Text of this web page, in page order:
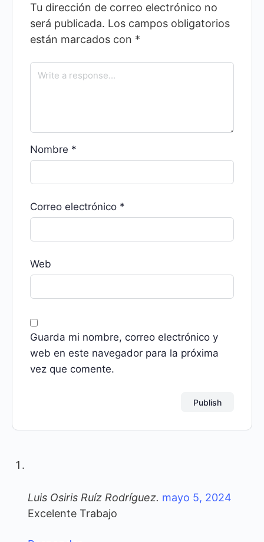
Tu dirección de correo electrónico no
será publicada. Los campos obligatorios
están marcados con *
Nombre *
Correo electrónico *
Web
Guarda mi nombre, correo electrónico y
web en este navegador para la próxima
vez que comente.
Luis Osiris Ruíz Rodríguez. mayo 5, 2024
Excelente Trabajo